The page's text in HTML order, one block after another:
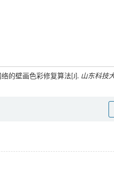
的壁画色彩修复算法[J]. 山东科技